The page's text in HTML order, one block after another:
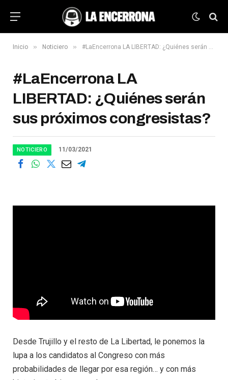
Inicio » Noticiero » #LaEncerrona​ LA LIBERTAD: ¿Quiénes serán sus próximos congresistas?
#LaEncerrona​ LA
LIBERTAD: ¿Quiénes serán
sus próximos congresistas?
NOTICIERO 11/03/2021
Desde Trujillo y el resto de La Libertad, le ponemos la
lupa a los candidatos al Congreso con más
probabilidades de llegar por esa región… y con más